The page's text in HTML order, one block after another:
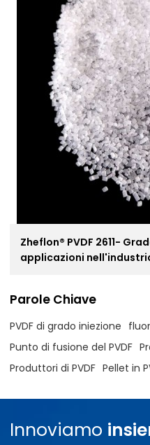
Zheflon® PVDF 2611-
applicazioni
Parole Chiave
PVDF di grado iniezione
Punto di fusione del PVDF
Produttori di PVDF Pellet in
Innoviamo